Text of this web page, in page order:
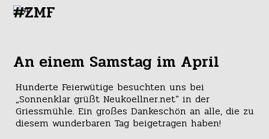
#ZMF
An einem Samstag im April
Hunderte Feierwütige besuchten uns bei
„Sonnenklar grüßt Neukoellner.net“ in der
Griessmühle. Ein großes Dankeschön an alle, die zu
diesem wunderbaren Tag beigetragen haben!